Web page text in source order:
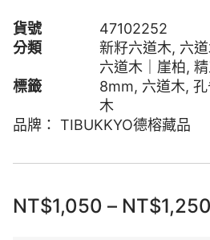
貨號
47102252
分類
新籽六道木, 六
六道木｜崖柏,
標籤
8mm, 六道木,
木
品牌： TIBUKKYO德榕藏品
NT$1,050 – NT$1,250